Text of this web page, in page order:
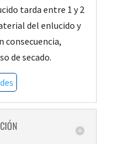
tarda entre 1 y 2
del enlucido y
consecuencia,
de secado.